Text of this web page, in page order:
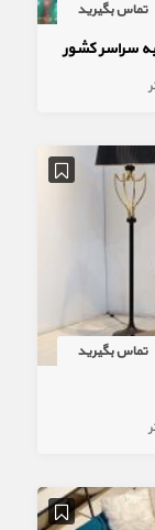
تماس بگیرید
سراسر کشور
تماس بگیرید